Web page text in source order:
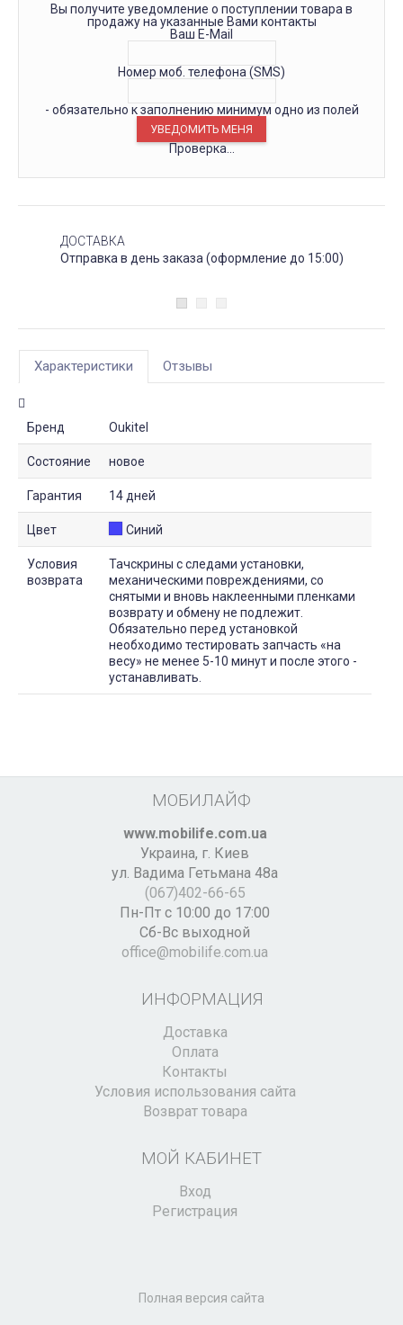
Вы получите уведомление о поступлении товара в
продажу на указанные Вами контакты
Ваш E-Mail
Номер моб. телефона (SMS)
- обязательно к заполнению минимум одно из полей
Проверка...
ДОСТАВКА
Отправка в день заказа (оформление до 15:00)
Характеристики Отзывы
Бренд Oukitel
Состояние новое
Гарантия 14 дней
Цвет Синий
Условия
возврата
Тачскрины с следами установки,
механическими повреждениями, со
снятыми и вновь наклеенными пленками
возврату и обмену не подлежит.
Обязательно перед установкой
необходимо тестировать запчасть «на
весу» не менее 5-10 минут и после этого -
устанавливать.
МОБИЛАЙФ
www.mobilife.com.ua
Украина, г. Киев
ул. Вадима Гетьмана 48а
(067)402-66-65
Пн-Пт с 10:00 до 17:00
Сб-Вс выходной
office@mobilife.com.ua
ИНФОРМАЦИЯ
Доставка
Оплата
Контакты
Условия использования сайта
Возврат товара
МОЙ КАБИНЕТ
Вход
Регистрация
Полная версия сайта